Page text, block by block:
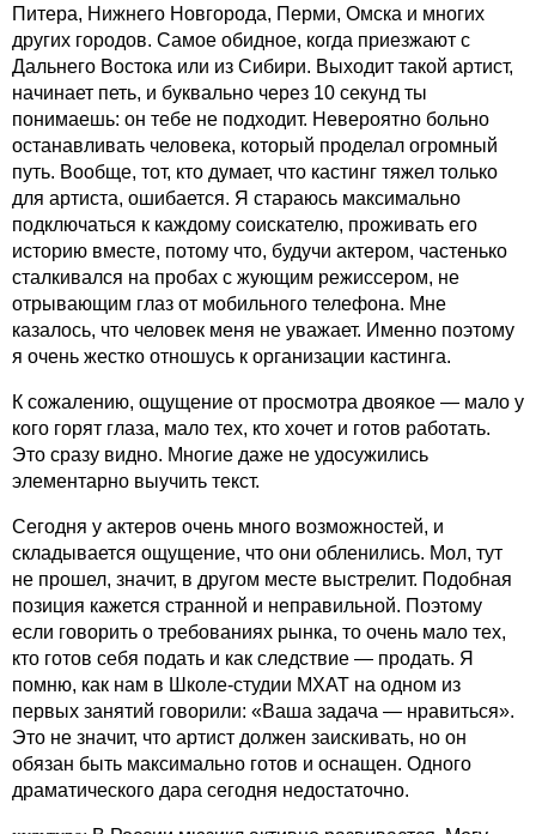
Питера, Нижнего Новгорода, Перми, Омска и многих
других городов. Самое обидное, когда приезжают с
Дальнего Востока или из Сибири. Выходит такой артист,
начинает петь, и буквально через 10 секунд ты
понимаешь: он тебе не подходит. Невероятно больно
останавливать человека, который проделал огромный
путь. Вообще, тот, кто думает, что кастинг тяжел только
для артиста, ошибается. Я стараюсь максимально
подключаться к каждому соискателю, проживать его
историю вместе, потому что, будучи актером, частенько
сталкивался на пробах с жующим режиссером, не
отрывающим глаз от мобильного телефона. Мне
казалось, что человек меня не уважает. Именно поэтому
я очень жестко отношусь к организации кастинга.
К сожалению, ощущение от просмотра двоякое — мало у
кого горят глаза, мало тех, кто хочет и готов работать.
Это сразу видно. Многие даже не удосужились
элементарно выучить текст.
Сегодня у актеров очень много возможностей, и
складывается ощущение, что они обленились. Мол, тут
не прошел, значит, в другом месте выстрелит. Подобная
позиция кажется странной и неправильной. Поэтому
если говорить о требованиях рынка, то очень мало тех,
кто готов себя подать и как следствие — продать. Я
помню, как нам в Школе-студии МХАТ на одном из
первых занятий говорили: «Ваша задача — нравиться».
Это не значит, что артист должен заискивать, но он
обязан быть максимально готов и оснащен. Одного
драматического дара сегодня недостаточно.